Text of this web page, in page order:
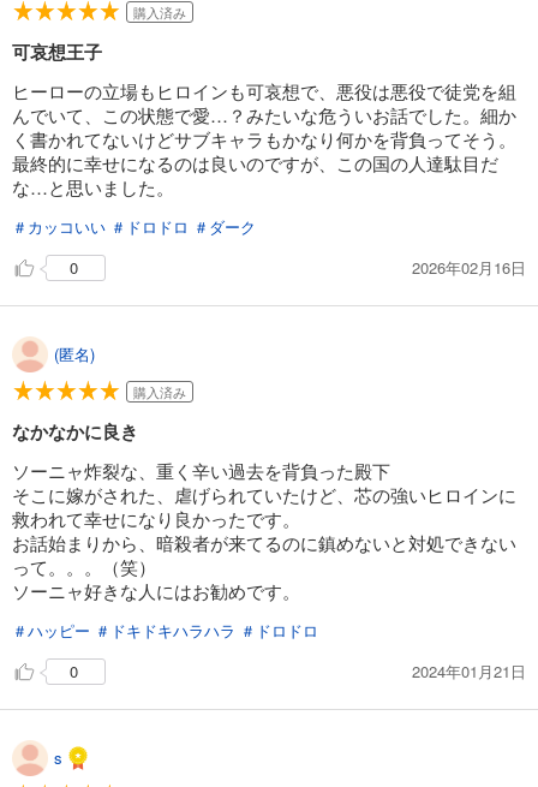
購入済み
可哀想王子
ヒーローの立場もヒロインも可哀想で、悪役は悪役で徒党を組
んでいて、この状態で愛…？みたいな危ういお話でした。細か
く書かれてないけどサブキャラもかなり何かを背負ってそう。
最終的に幸せになるのは良いのですが、この国の人達駄目だ
な…と思いました。
＃カッコいい ＃ドロドロ ＃ダーク
0
2026年02月16日
(匿名)
購入済み
なかなかに良き
ソーニャ炸裂な、重く辛い過去を背負った殿下
そこに嫁がされた、虐げられていたけど、芯の強いヒロインに
救われて幸せになり良かったです。
お話始まりから、暗殺者が来てるのに鎮めないと対処できない
って。。。（笑）
ソーニャ好きな人にはお勧めです。
＃ハッピー ＃ドキドキハラハラ ＃ドロドロ
0
2024年01月21日
s